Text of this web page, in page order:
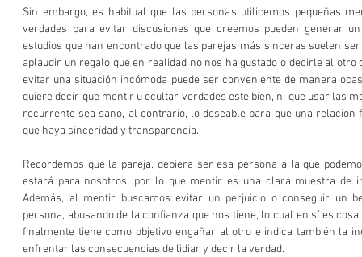
Sin embargo, es habitual que las personas utilicemos pequeñas
verdades para evitar discusiones que creemos pueden generar
estudios que han encontrado que las parejas más sinceras suelen
aplaudir un regalo que en realidad no nos ha gustado o decirle al otro
evitar una situación incómoda puede ser conveniente de manera
quiere decir que mentir u ocultar verdades este bien, ni que usar las
recurrente sea sano, al contrario, lo deseable para que una relación
que haya sinceridad y transparencia.
Recordemos que la pareja, debiera ser esa persona a la que
estará para nosotros, por lo que mentir es una clara muestra de
Además, al mentir buscamos evitar un perjuicio o conseguir un
persona, abusando de la confianza que nos tiene, lo cual en sí es
finalmente tiene como objetivo engañar al otro e indica también la
enfrentar las consecuencias de lidiar y decir la verdad.